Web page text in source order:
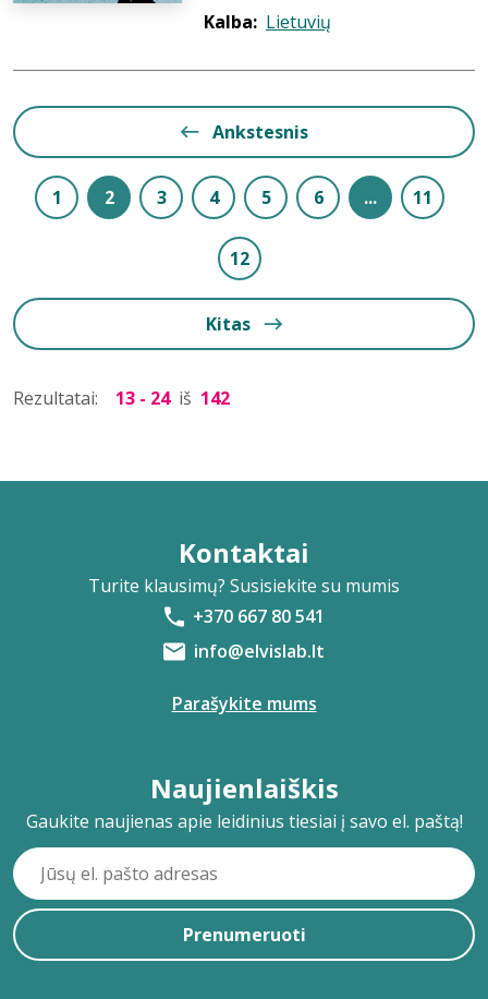
Kalba: Lietuvių
Ankstesnis
1 2 3 4 5 6 ... 11
12
Kitas
Rezultatai: 13 - 24 iš 142
Kontaktai
Turite klausimų? Susisiekite su mumis
+370 667 80 541
info@elvislab.lt
Parašykite mums
Naujienlaiškis
Gaukite naujienas apie leidinius tiesiai į savo el. paštą!
Prenumeruoti